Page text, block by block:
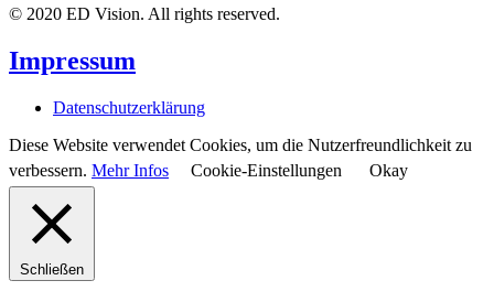
© 2020 ED Vision. All rights reserved.
Impressum
Datenschutzerklärung
Diese Website verwendet Cookies, um die Nutzerfreundlichkeit zu
verbessern. Mehr Infos Cookie-Einstellungen Okay
Schließen